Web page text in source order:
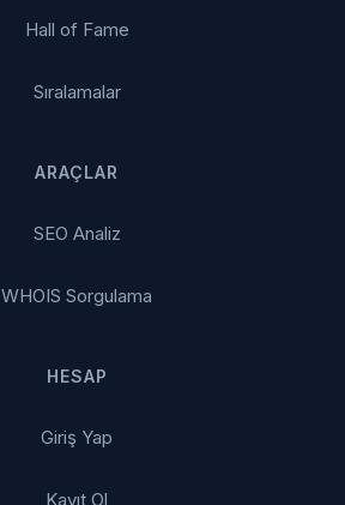
Hall of Fame
Sıralamalar
ARAÇLAR
SEO Analiz
WHOIS Sorgulama
HESAP
Giriş Yap
Kayıt Ol